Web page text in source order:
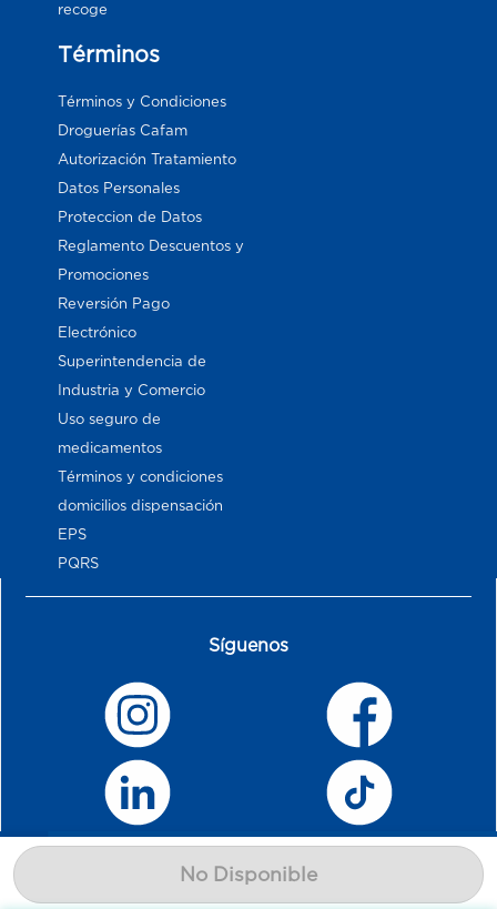
No Disponible
recoge
Términos
Términos y Condiciones
Droguerías Cafam
Autorización Tratamiento
Datos Personales
Proteccion de Datos
Reglamento Descuentos y
Promociones
Reversión Pago
Electrónico
Superintendencia de
Industria y Comercio
Uso seguro de
medicamentos
Términos y condiciones
domicilios dispensación
EPS
PQRS
Síguenos